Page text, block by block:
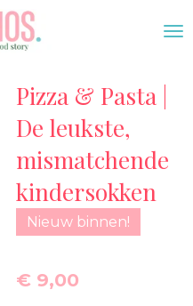
Pizza & Pasta |
De leukste,
mismatchende
kindersokken
Nieuw binnen!
€ 9,00